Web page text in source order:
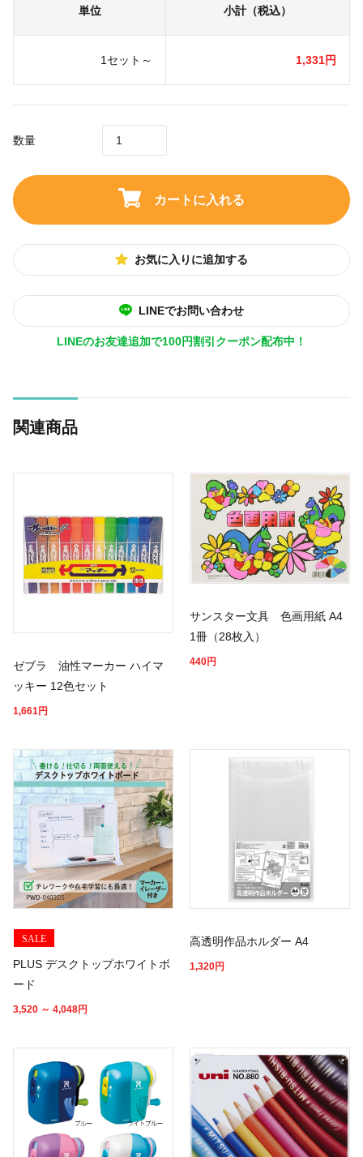
単位 小計（税込）
1セット～ 1,331円
数量
カートに入れる
お気に入りに追加する
LINEでお問い合わせ
LINEのお友達追加で100円割引クーポン配布中！
関連商品
ゼブラ 油性マーカー ハイマ
ッキー 12色セット
1,661円
サンスター文具 色画用紙 A4
1冊（28枚入）
440円
SALE
PLUS デスクトップホワイトボ
ード
3,520 ～ 4,048円
高透明作品ホルダー A4
1,320円